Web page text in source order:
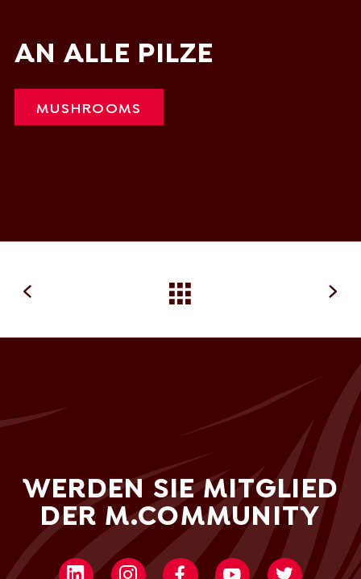
AN ALLE PILZE
MUSHROOMS
WERDEN SIE MITGLIED
DER M.COMMUNITY